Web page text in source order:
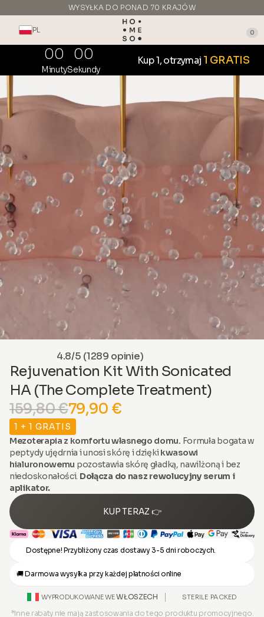
WYSYŁKA DO PONAD 70 KRAJÓW
WYPRODUKOWANE WE WŁOSZECH
PL
0
00
Minuty
00
Sekundy
Kup 1, otrzymaj 1 GRATIS
4.8/5 (1289 opinie)
Rejuvenation Kit With Sonicated
HA (The Complete Treatment)
159,80 €79,90 €
1 + 1 GRATIS
Mezoterapia z komfortu własnego domu. Formuła bogata w
peptydy ujędrnia i unosi skórę i dziękikwasowi
hialuronowemu pozostawia skórę gładką, nawilżoną i bez
niedoskonałości. Dołącza do nasz rewolucyjny serum i
aplikator.
KUP TERAZ 👉
Dostępne! Przybliżony czas dostawy 3-5 dni roboczych.
🚚 Darmowa wysyłka przy każdej płatności online
WYPRODUKOWANE WEWŁOSZECH STERILE PACKED
*Inne rabaty nie mają zastosowania do tego produktu promocyjnego.